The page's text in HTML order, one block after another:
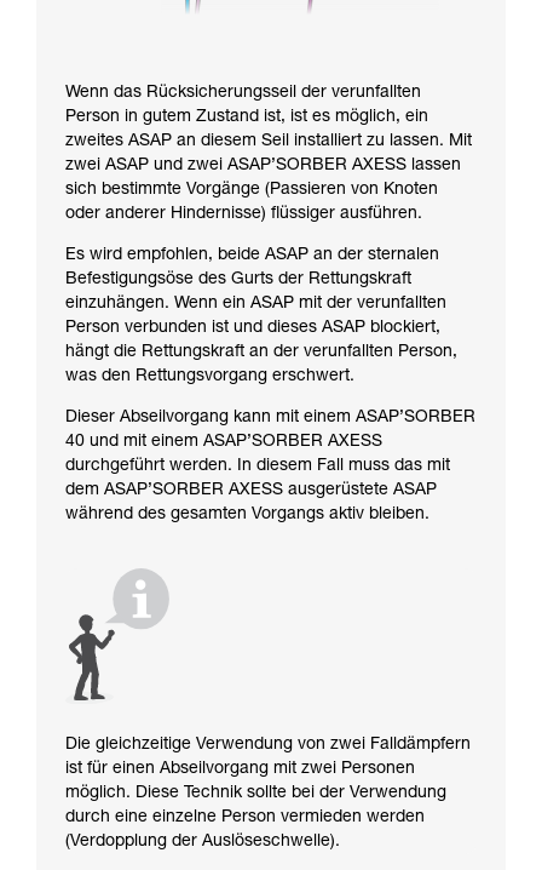
Wenn das Rücksicherungsseil der verunfallten
Person in gutem Zustand ist, ist es möglich, ein
zweites ASAP an diesem Seil installiert zu lassen. Mit
zwei ASAP und zwei ASAP’SORBER AXESS lassen
sich bestimmte Vorgänge (Passieren von Knoten
oder anderer Hindernisse) flüssiger ausführen.
Es wird empfohlen, beide ASAP an der sternalen
Befestigungsöse des Gurts der Rettungskraft
einzuhängen. Wenn ein ASAP mit der verunfallten
Person verbunden ist und dieses ASAP blockiert,
hängt die Rettungskraft an der verunfallten Person,
was den Rettungsvorgang erschwert.
Dieser Abseilvorgang kann mit einem ASAP’SORBER
40 und mit einem ASAP’SORBER AXESS
durchgeführt werden. In diesem Fall muss das mit
dem ASAP’SORBER AXESS ausgerüstete ASAP
während des gesamten Vorgangs aktiv bleiben.
Die gleichzeitige Verwendung von zwei Falldämpfern
ist für einen Abseilvorgang mit zwei Personen
möglich. Diese Technik sollte bei der Verwendung
durch eine einzelne Person vermieden werden
(Verdopplung der Auslöseschwelle).